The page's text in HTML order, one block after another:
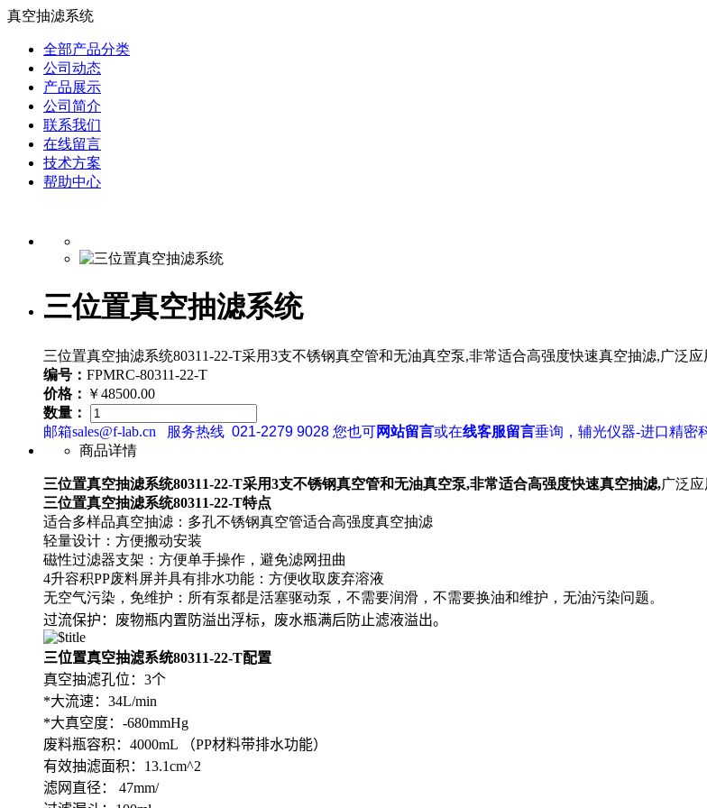
真空抽滤系统
全部产品分类
公司动态
产品展示
公司简介
联系我们
在线留言
技术方案
帮助中心
三位置真空抽滤系统
三位置真空抽滤系统80311-22-T采用3支不锈钢真空管和无油真空泵,非常适合高强度快速真空抽滤,广泛
编号： FPMRC-80311-22-T
价格： ￥48500.00
数量：
邮箱sales@f-lab.cn
服务热线 021-2279 9028 您也可网站留言或在线客服留言垂询，辅光仪器-进口精密
商品详情
三位置真空抽滤系统80311-22-T采用3支不锈钢真空管和无油真空泵,非常适合高强度快速真空抽滤,广泛
三位置真空抽滤系统80311-22-T特点
适合多样品真空抽滤：多孔不锈钢真空管适合高强度真空抽滤
轻量设计：方便搬动安装
磁性过滤器支架：方便单手操作，避免滤网扭曲
4升容积PP废料屏并具有排水功能：方便收取废弃溶液
无空气污染，免维护：所有泵都是活塞驱动泵，不需要润滑，不需要换油和维护，无油污染问题。
过流保护：废物瓶内置防溢出浮标，废水瓶满后防止滤液溢出。
三位置真空抽滤系统80311-22-T配置
真空抽滤孔位：3个
*大流速：34L/min
*大真空度：-680mmHg
废料瓶容积：4000mL （PP材料带排水功能）
有效抽滤面积：13.1cm^2
滤网直径： 47mm/